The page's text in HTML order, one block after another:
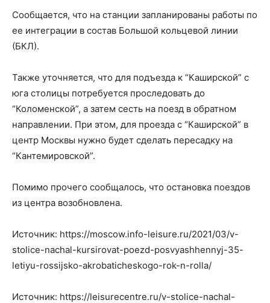
Сообщается, что на станции запланированы работы по
ее интеграции в состав Большой кольцевой линии
(БКЛ).
Также уточняется, что для подъезда к “Каширской” с
юга столицы потребуется проследовать до
“Коломенской”, а затем сесть на поезд в обратном
направлении. При этом, для проезда с “Каширской” в
центр Москвы нужно будет сделать пересадку на
“Кантемировской”.
Помимо прочего сообщалось, что остановка поездов
из центра возобновлена.
Источник: https://moscow.info-leisure.ru/2021/03/v-
stolice-nachal-kursirovat-poezd-posvyashhennyj-35-
letiyu-rossijsko-akrobaticheskogo-rok-n-rolla/
Источник: https://leisurecentre.ru/v-stolice-nachal-